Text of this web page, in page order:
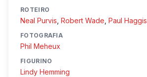
ROTEIRO
Neal Purvis Robert Wade Paul Haggis
FOTOGRAFIA
Phil Meheux
FIGURINO
Lindy Hemming